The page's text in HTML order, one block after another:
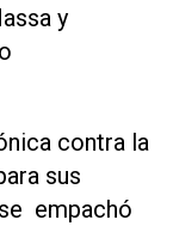
y
contra la
sus
empachó